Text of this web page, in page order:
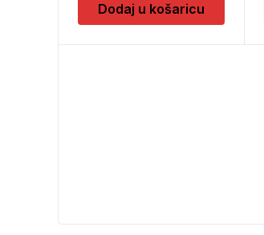
Dodaj u košaricu